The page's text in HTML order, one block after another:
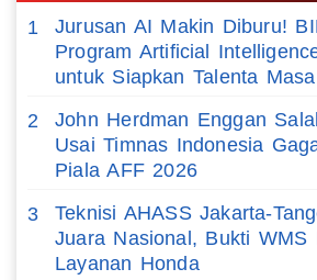
1
Jurusan AI Makin Diburu!
Program Artificial
untuk Siapkan Talenta
2
John Herdman Enggan
Usai Timnas Indonesia
Piala AFF 2026
3
Teknisi AHASS Jakarta-
Juara Nasional, Bukti WMS
Layanan Honda